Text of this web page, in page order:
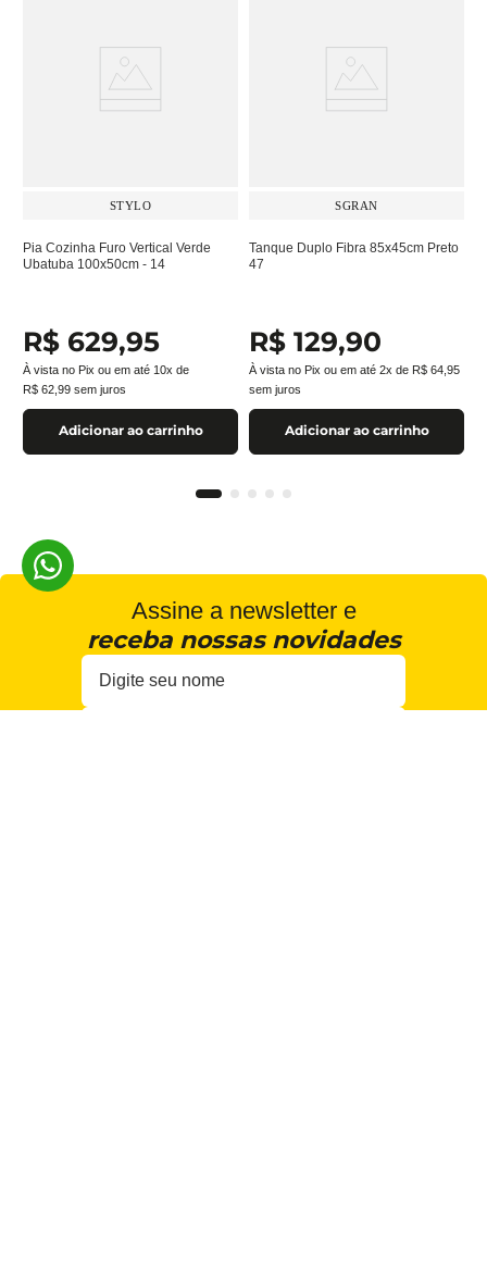
STYLO
Pia Cozinha Furo Vertical Verde
Ubatuba 100x50cm - 14
R$ 629,95
À vista no Pix ou em até 10x de
R$ 62 99 sem juros
Adicionar ao carrinho
SGRAN
Tanque Duplo Fibra 85x45cm Preto
47
R$ 129,90
À vista no Pix ou em até 2x de R$ 64 95
sem juros
Adicionar ao carrinho
Assine a newsletter e
receba nossas novidades